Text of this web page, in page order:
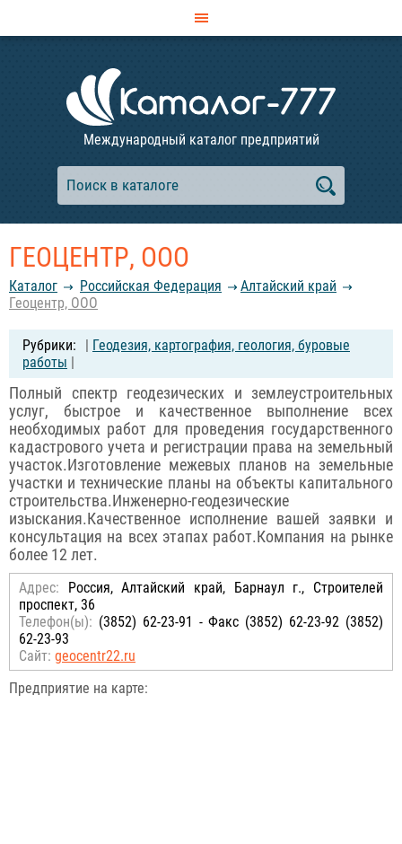
Международный каталог предприятий
ГЕОЦЕНТР, ООО
Каталог Российcкая Федерация
Алтайский край
Геоцентр, ООО
| Геодезия, картография, геология, буровые
работы |
Полный спектр геодезических и землеустроительных
услуг, быстрое и качественное выполнение всех
необходимых работ для проведения государственного
кадастрового учета и регистрации права на земельный
участок.Изготовление межевых планов на земельные
участки и технические планы на объекты капитального
строительства.Инженерно-геодезические
изыскания.Качественное исполнение вашей заявки и
консультация на всех этапах работ.Компания на рынке
более 12 лет.
Адрес: Россия, Алтайский край, Барнаул г., Строителей
проспект, 36
Телефон(ы): (3852) 62-23-91 - Факс (3852) 62-23-92 (3852)
62-23-93
Сайт: geocentr22.ru
Предприятие на карте: